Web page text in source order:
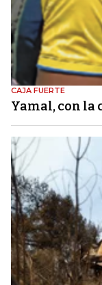
CAJA FUERTE
Yamal, con la